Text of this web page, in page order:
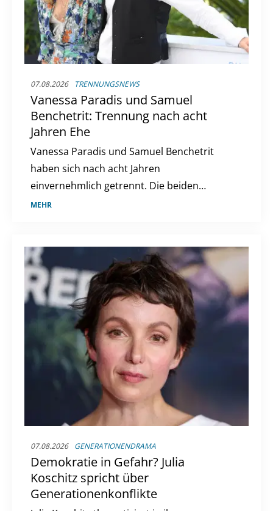
07.08.2026 TRENNUNGSNEWS
Vanessa Paradis und Samuel
Benchetrit: Trennung nach acht
Jahren Ehe
Vanessa Paradis und Samuel Benchetrit
haben sich nach acht Jahren
einvernehmlich getrennt. Die beiden
lernten sich 2016 kennen und heirateten
MEHR
07.08.2026 GENERATIONENDRAMA
Demokratie in Gefahr? Julia
Koschitz spricht über
Generationenkonflikte